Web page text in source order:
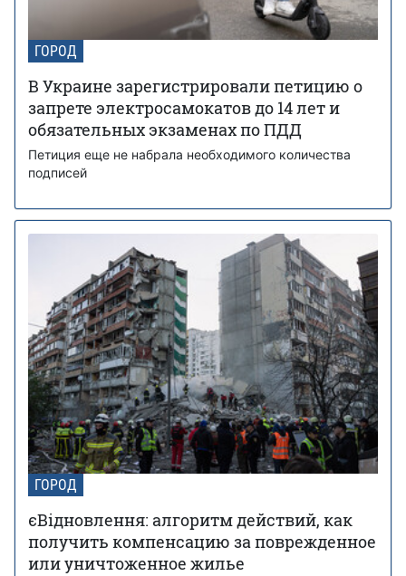
ГОРОД
В Украине зарегистрировали петицию о
запрете электросамокатов до 14 лет и
обязательных экзаменах по ПДД
Петиция еще не набрала необходимого количества
подписей
ГОРОД
єВідновлення: алгоритм действий, как
получить компенсацию за поврежденное
или уничтоженное жилье